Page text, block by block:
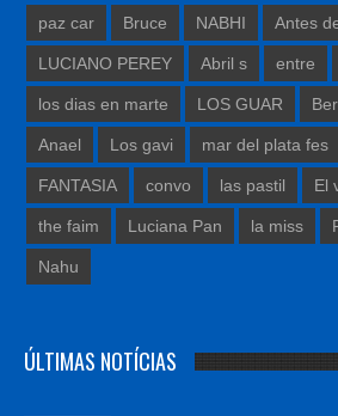
paz car Bruce NABHI Antes
LUCIANO PEREY Abril s entre
los dias en marte LOS GUAR
Anael Los gavi mar del plata fes
FANTASIA convo las pastil El
the faim Luciana Pan la miss
Nahu
ÚLTIMAS NOTÍCIAS